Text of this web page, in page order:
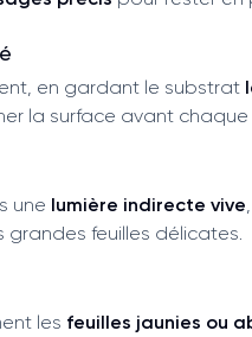
en gardant le substrat
la surface avant
une lumière indirecte vive
grandes feuilles délicates.
les feuilles jaunies ou